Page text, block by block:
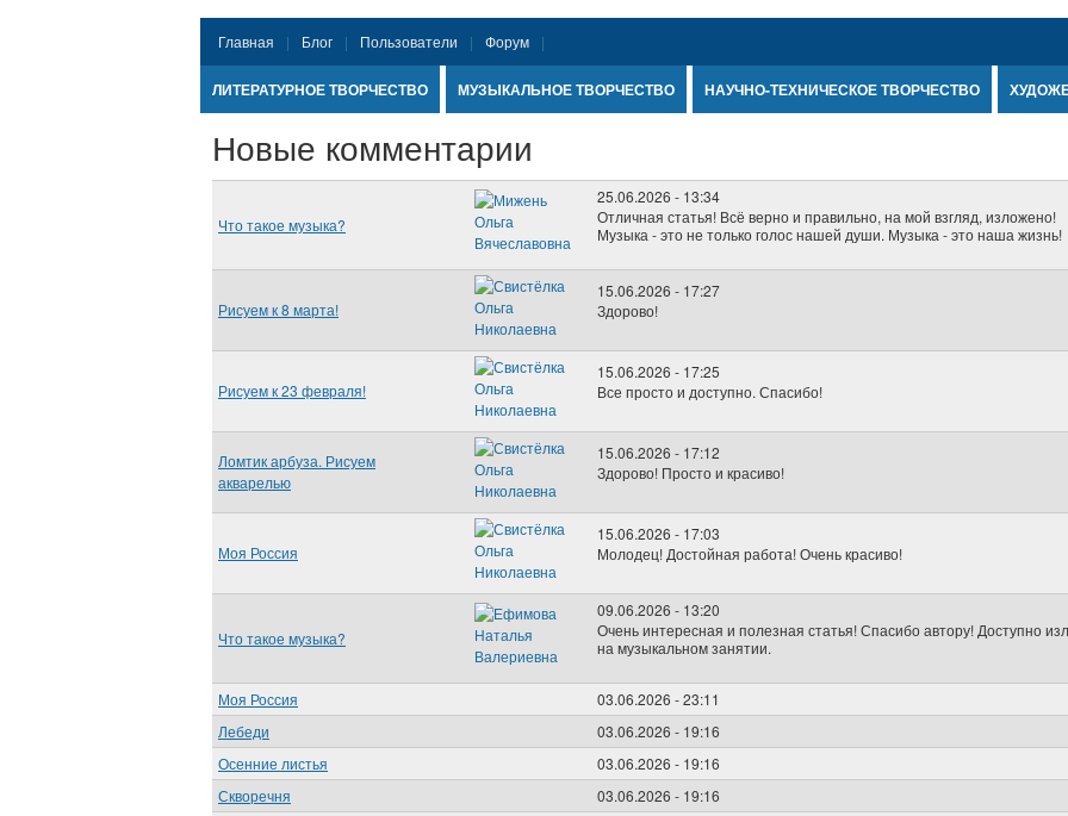
Главная Блог Пользователи Форум
ЛИТЕРАТУРНОЕ ТВОРЧЕСТВО МУЗЫКАЛЬНОЕ ТВОРЧЕСТВО НАУЧНО-ТЕХНИЧЕСКОЕ ТВОРЧЕСТВО
Новые комментарии
Что такое музыка?
25.06.2026 - 13:34
Отличная статья! Всё верно и правильно, на мой взгляд, изложено!
Музыка - это не только голос нашей души. Музыка - это наша жизнь!
Рисуем к 8 марта!
15.06.2026 - 17:27
Здорово!
Рисуем к 23 февраля!
15.06.2026 - 17:25
Все просто и доступно. Спасибо!
Ломтик арбуза. Рисуем
акварелью
15.06.2026 - 17:12
Здорово! Просто и красиво!
Моя Россия
15.06.2026 - 17:03
Молодец! Достойная работа! Очень красиво!
Что такое музыка?
09.06.2026 - 13:20
Очень интересная и полезная статья! Спасибо автору! Доступно
на музыкальном занятии.
Моя Россия
03.06.2026 - 23:11
Лебеди
03.06.2026 - 19:16
Осенние листья
03.06.2026 - 19:16
Скворечня
03.06.2026 - 19:16